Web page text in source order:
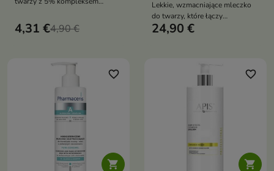
oczyszcza, wzmacnia i koi skórę
suchą i wrażliwą
4,31 €4,90 €
Lekkie, wzmacniające mleczko
do twarzy, które łączy
intensywne nawilżenie z
24,90 €

favorite_border

favorite_border